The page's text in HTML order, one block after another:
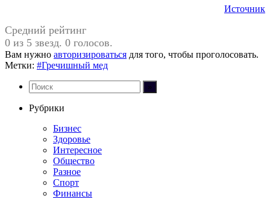
Источник
Средний рейтинг
0 из 5 звезд. 0 голосов.
Вам нужно авторизироваться для того, чтобы проголосовать.
Метки: #Гречишный мед
Рубрики
Бизнес
Здоровье
Интересное
Общество
Разное
Спорт
Финансы